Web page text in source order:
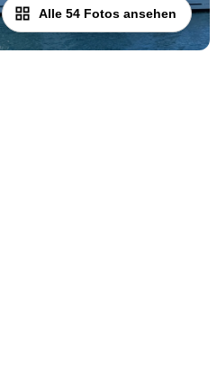
Alle 54 Fotos ansehen